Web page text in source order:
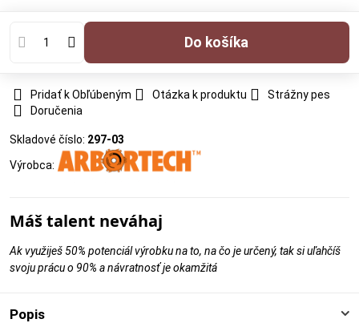
Do košíka
Pridať k Obľúbeným Otázka k produktu
Strážny pes
Doručenia
Skladové číslo: 297-03
Výrobca:
Máš talent neváhaj
Ak využiješ 50% potenciál výrobku na to, na čo je určený, tak si uľahčíš
svoju prácu o 90% a návratnosť je okamžitá
Popis